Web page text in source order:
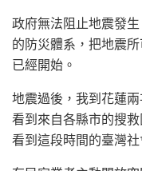
政府無法阻止地震發
的防災體系，把地震
已經開始。
地震過後，我到花蓮
看到來自各縣市的搜
看到這段時間的臺灣